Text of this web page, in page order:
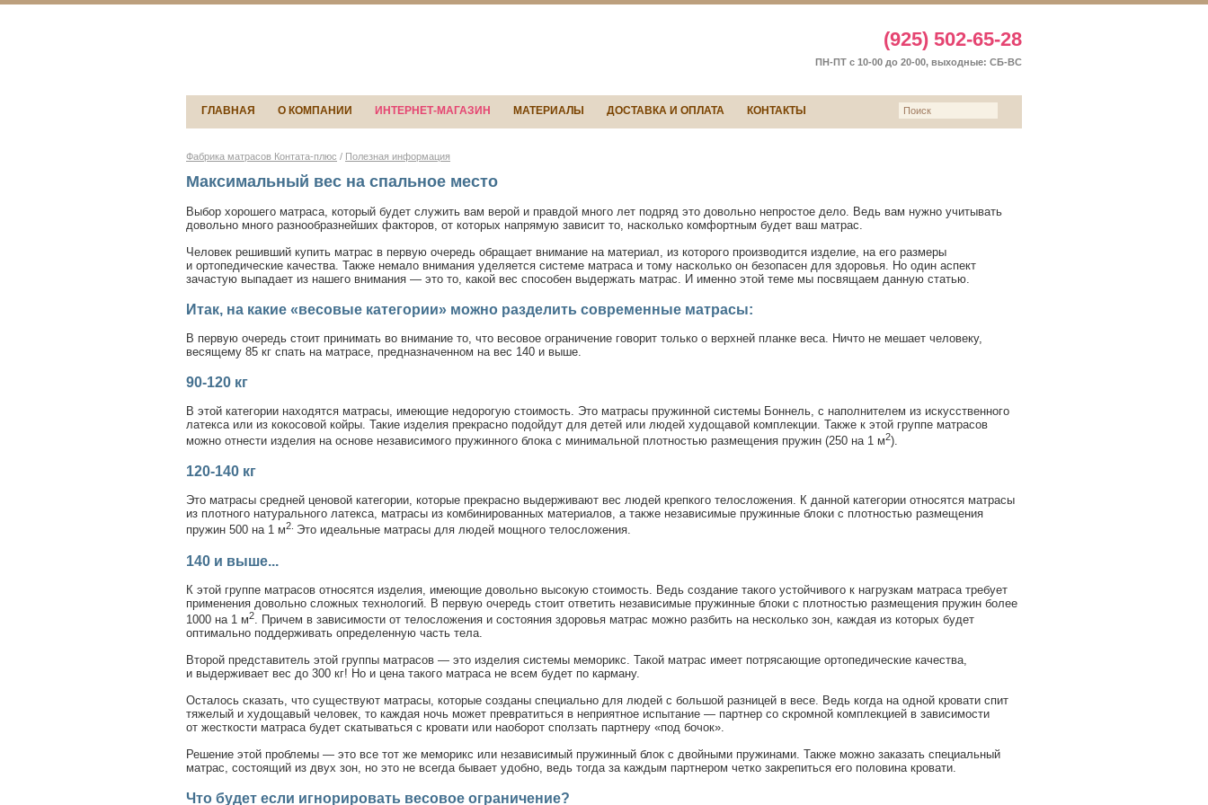
(925) 502-65-28
ПН-ПТ с 10-00 до 20-00, выходные: СБ-ВС
ГЛАВНАЯ О КОМПАНИИ ИНТЕРНЕТ-МАГАЗИН МАТЕРИАЛЫ ДОСТАВКА И ОПЛАТА КОНТАКТЫ
Фабрика матрасов Контата-плюс / Полезная информация
Максимальный вес на спальное место
Выбор хорошего матраса, который будет служить вам верой и правдой много лет подряд это довольно непростое дело. Ведь вам нужно учитывать
довольно много разнообразнейших факторов, от которых напрямую зависит то, насколько комфортным будет ваш матрас.
Человек решивший купить матрас в первую очередь обращает внимание на материал, из которого производится изделие, на его размеры
и ортопедические качества. Также немало внимания уделяется системе матраса и тому насколько он безопасен для здоровья. Но один аспект
зачастую выпадает из нашего внимания — это то, какой вес способен выдержать матрас. И именно этой теме мы посвящаем данную статью.
Итак, на какие «весовые категории» можно разделить современные матрасы:
В первую очередь стоит принимать во внимание то, что весовое ограничение говорит только о верхней планке веса. Ничто не мешает человеку,
весящему 85 кг спать на матрасе, предназначенном на вес 140 и выше.
90-120 кг
В этой категории находятся матрасы, имеющие недорогую стоимость. Это матрасы пружинной системы Боннель, с наполнителем из искусственного
латекса или из кокосовой койры. Такие изделия прекрасно подойдут для детей или людей худощавой комплекции. Также к этой группе матрасов
можно отнести изделия на основе независимого пружинного блока с минимальной плотностью размещения пружин (250 на 1 м2).
120-140 кг
Это матрасы средней ценовой категории, которые прекрасно выдерживают вес людей крепкого телосложения. К данной категории относятся матрасы
из плотного натурального латекса, матрасы из комбинированных материалов, а также независимые пружинные блоки с плотностью размещения
пружин 500 на 1 м2. Это идеальные матрасы для людей мощного телосложения.
140 и выше...
К этой группе матрасов относятся изделия, имеющие довольно высокую стоимость. Ведь создание такого устойчивого к нагрузкам матраса требует
применения довольно сложных технологий. В первую очередь стоит ответить независимые пружинные блоки с плотностью размещения пружин более
1000 на 1 м2
. Причем в зависимости от телосложения и состояния здоровья матрас можно разбить на несколько зон, каждая из которых будет
оптимально поддерживать определенную часть тела.
Второй представитель этой группы матрасов — это изделия системы меморикс. Такой матрас имеет потрясающие ортопедические качества,
и выдерживает вес до 300 кг! Но и цена такого матраса не всем будет по карману.
Осталось сказать, что существуют матрасы, которые созданы специально для людей с большой разницей в весе. Ведь когда на одной кровати спит
тяжелый и худощавый человек, то каждая ночь может превратиться в неприятное испытание — партнер со скромной комплекцией в зависимости
от жесткости матраса будет скатываться с кровати или наоборот сползать партнеру «под бочок».
Решение этой проблемы — это все тот же меморикс или независимый пружинный блок с двойными пружинами. Также можно заказать специальный
матрас, состоящий из двух зон, но это не всегда бывает удобно, ведь тогда за каждым партнером четко закрепиться его половина кровати.
Что будет если игнорировать весовое ограничение?